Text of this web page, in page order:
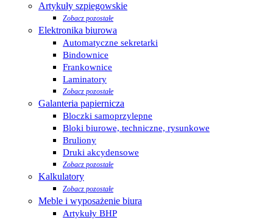
Artykuły szpiegowskie
Zobacz pozostałe
Elektronika biurowa
Automatyczne sekretarki
Bindownice
Frankownice
Laminatory
Zobacz pozostałe
Galanteria papiernicza
Bloczki samoprzylepne
Bloki biurowe, techniczne, rysunkowe
Bruliony
Druki akcydensowe
Zobacz pozostałe
Kalkulatory
Zobacz pozostałe
Meble i wyposażenie biura
Artykuły BHP